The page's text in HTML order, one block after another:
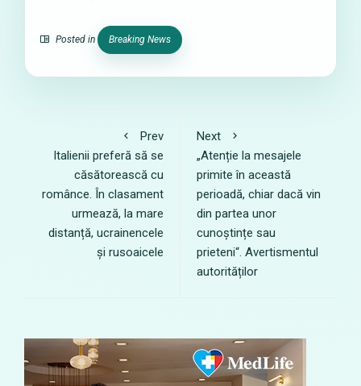
Posted in Breaking News
Prev
Italienii preferă să se
căsătorească cu
românce. În clasament
urmează, la mare
distanță, ucrainencele
și rusoaicele
Next
„Atenție la mesajele
primite în această
perioadă, chiar dacă vin
din partea unor
cunoștințe sau
prieteni“. Avertismentul
autorităților